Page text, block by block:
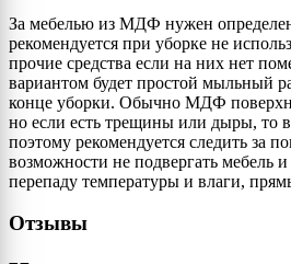
За мебелью из МДФ нужен
рекомендуется при уборке не
прочие средства если на них нет
вариантом будет простой мыльный
конце уборки. Обычно МДФ
но если есть трещины или дыры, то
поэтому рекомендуется следить за
возможности не подвергать мебель
перепаду температуры и влаги,
Отзывы